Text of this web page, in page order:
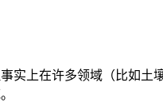
实上在许多领域（比如土